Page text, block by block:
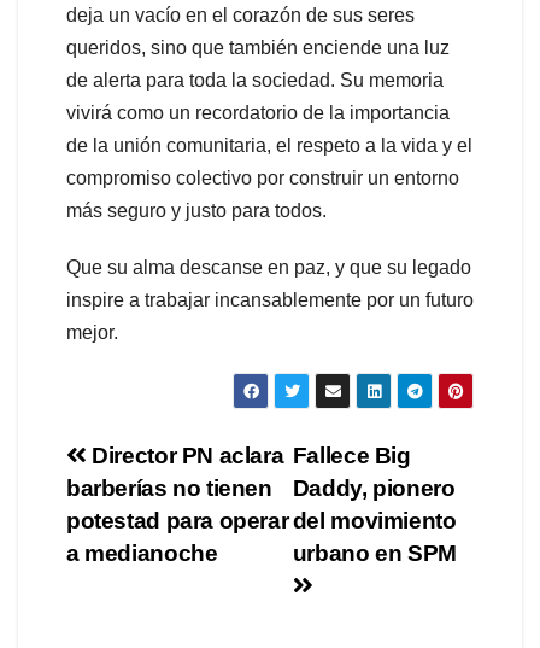
deja un vacío en el corazón de sus seres
queridos, sino que también enciende una luz
de alerta para toda la sociedad. Su memoria
vivirá como un recordatorio de la importancia
de la unión comunitaria, el respeto a la vida y el
compromiso colectivo por construir un entorno
más seguro y justo para todos.
Que su alma descanse en paz, y que su legado
inspire a trabajar incansablemente por un futuro
mejor.
Navegación
de
entradas
Fallece Big
Daddy, pionero
del movimiento
urbano en SPM
Director PN aclara
barberías no tienen
potestad para operar
a medianoche